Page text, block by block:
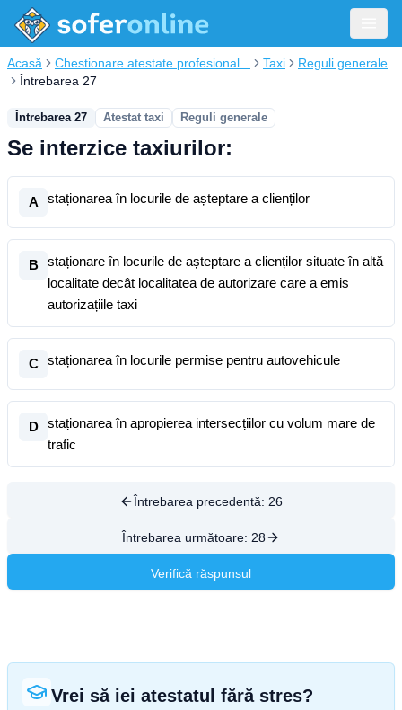
Acasă Chestionare atestate profesional... Taxi
Reguli generale
Întrebarea 27
Întrebarea 27 Atestat taxi Reguli generale
Se interzice taxiurilor:
A staționarea în locurile de așteptare a clienților
B
staționare în locurile de așteptare a clienților situate în altă
localitate decât localitatea de autorizare care a emis
autorizațiile taxi
C staționarea în locurile permise pentru autovehicule
D
staționarea în apropierea intersecțiilor cu volum mare de
trafic
Întrebarea precedentă: 26
Întrebarea următoare: 28
Verifică răspunsul
Vrei să iei atestatul fără stres?